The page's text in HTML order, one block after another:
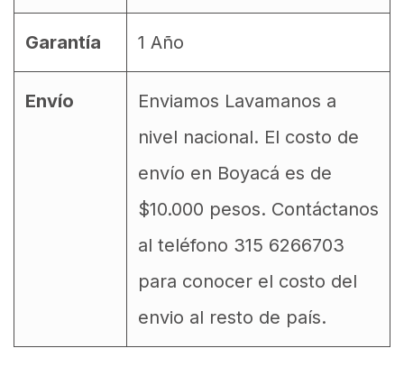
Garantía 1 Año
Envío
Enviamos Lavamanos a
nivel nacional. El costo de
envío en Boyacá es de
$10.000 pesos. Contáctanos
al teléfono 315 6266703
para conocer el costo del
envio al resto de país.